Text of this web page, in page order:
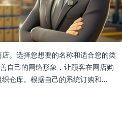
。选择您想要的名称和适合您的类
自己的网络形象，让顾客在网店购
仓库。根据自己的系统订购和…